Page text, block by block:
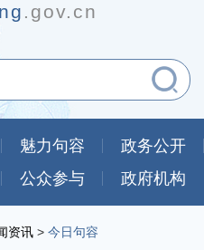
.gov.cn
魅力句容
政务公开
公众参与 政府机构
资讯 > 今日句容